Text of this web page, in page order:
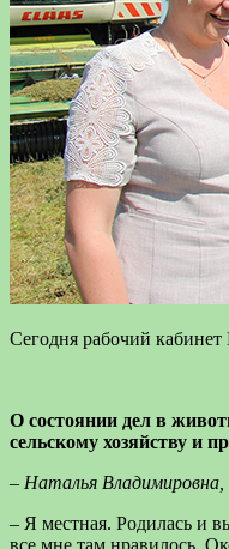
Сегодня рабочий
О состоянии дел в
сельскому хозяйству
– Наталья
– Я местная. Родилась и
все мне там нравилось.